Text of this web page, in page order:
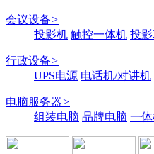
会议设备>
投影机 触控一体机 投
行政设备>
UPS电源 电话机/对讲机
电脑服务器>
组装电脑 品牌电脑 一